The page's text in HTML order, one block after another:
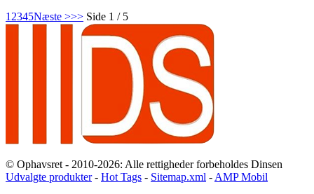
1 2345Næste >>> Side 1 / 5
© Ophavsret - 2010-2026: Alle rettigheder forbeholdes Dinsen
Udvalgte produkter- Hot Tags - Sitemap.xml - AMP Mobil